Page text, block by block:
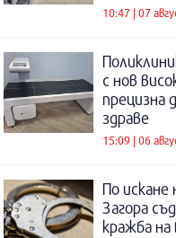
10:47 | 07
с нов
прецизна
здраве
15:09 | 06
По искане
Загора
кражба